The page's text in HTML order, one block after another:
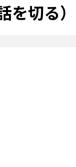
を切る